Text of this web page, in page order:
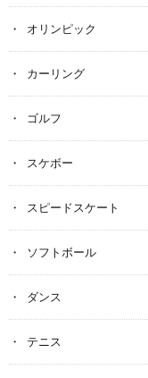
オリンピック
カーリング
ゴルフ
スケボー
スピードスケート
ソフトボール
ダンス
テニス